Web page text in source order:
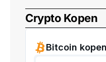
Crypto Kopen